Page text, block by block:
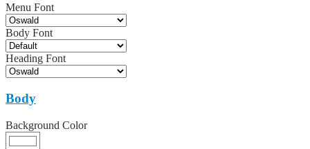
Menu Font
Body Font
Heading Font
Body
Background Color